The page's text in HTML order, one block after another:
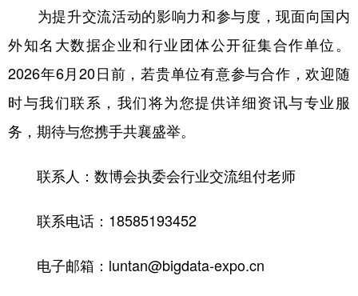
辽宁 吉林 上海 江苏
浙江 安徽 福建 江西
山东 河南
广东 广西 海南
陕西
新疆 内蒙古 黑龙江
为提升交流活动的影响力和参与度，现面向国内
外知名大数据企业和行业团体公开征集合作单位。
2026年6月20日前，若贵单位有意参与合作，欢迎随
时与我们联系，我们将为您提供详细资讯与专业服
务，期待与您携手共襄盛举。
联系人：数博会执委会行业交流组付老师
联系电话：18585193452
电子邮箱：luntan@bigdata-expo.cn